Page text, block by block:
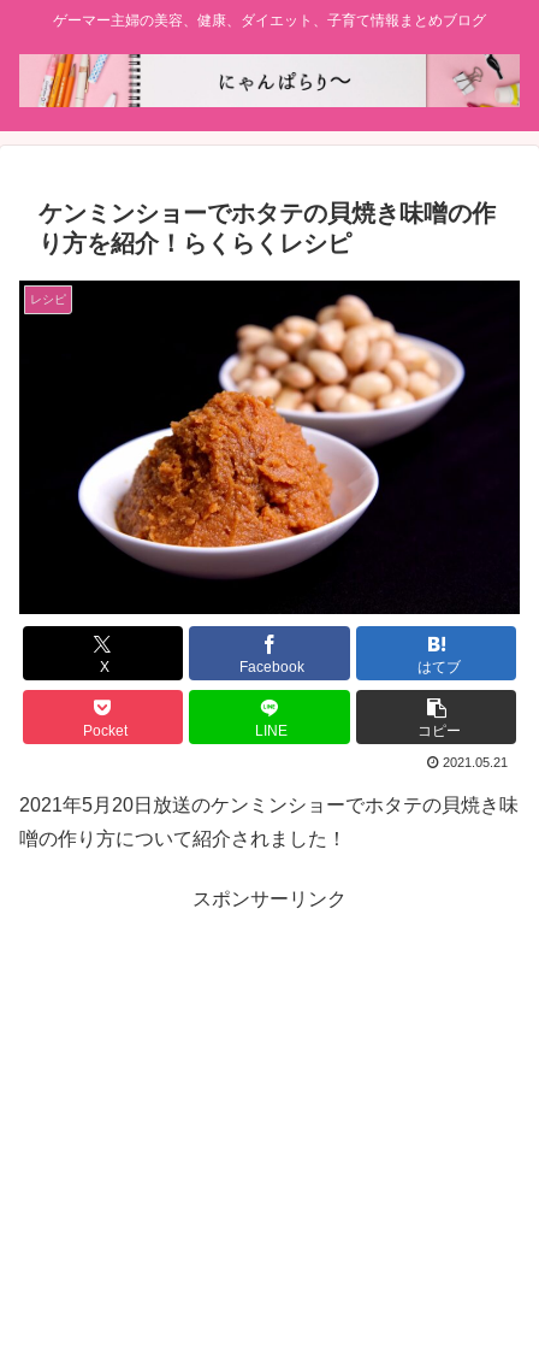
ゲーマー主婦の美容、健康、ダイエット、子育て情報まとめブログ
ケンミンショーでホタテの貝焼き味噌の作
り方を紹介！らくらくレシピ
レシピ
X Facebook はてブ
Pocket LINE コピー
2021.05.21
2021年5月20日放送のケンミンショーでホタテの貝焼き味
噌の作り方について紹介されました！
スポンサーリンク